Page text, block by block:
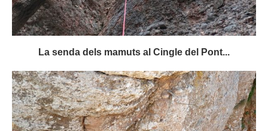
La senda dels mamuts al Cingle del Pont...